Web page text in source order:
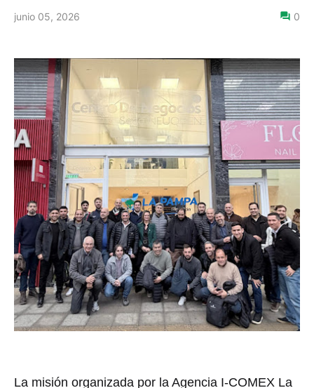
junio 05, 2026 0
La misión organizada por la Agencia I-COMEX La